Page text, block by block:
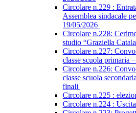
Circolare n.229 :
Assemblea sindacale
19/05/2026
Circolare n.228:
studio “Graziella
Circolare n.227:
classe scuola primaria
Circolare n.226:
classe scuola
finali
Circolare n.225 :
Circolare n.224 :